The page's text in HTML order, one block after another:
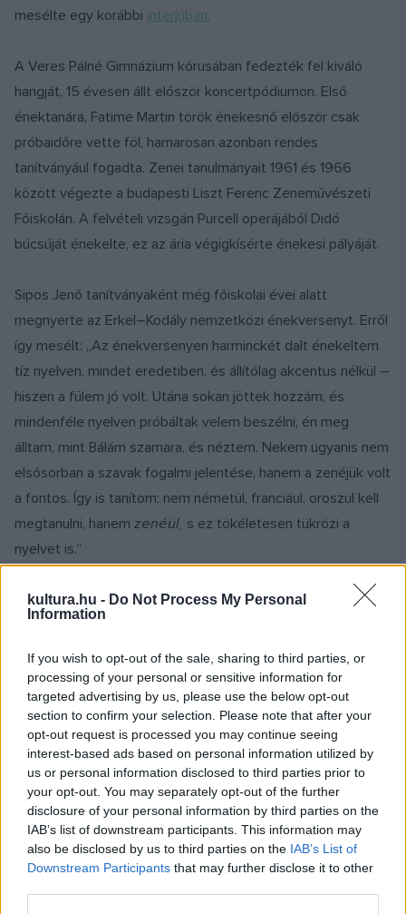
kultura.hu - Do Not Process My Personal
Information
If you wish to opt-out of the sale, sharing to third parties, or
processing of your personal or sensitive information for
targeted advertising by us, please use the below opt-out
section to confirm your selection. Please note that after your
opt-out request is processed you may continue seeing
interest-based ads based on personal information utilized by
us or personal information disclosed to third parties prior to
your opt-out. You may separately opt-out of the further
disclosure of your personal information by third parties on the
IAB’s list of downstream participants. This information may
also be disclosed by us to third parties on the IAB’s List of
Downstream Participants that may further disclose it to other
mesélte egy korábbi interjúban.
A Veres Pálné Gimnázium kórusában fedezték fel kiváló
hangját, 15 évesen állt először koncertpódiumon. Első
énektanára, Fatime Martin török énekesnő először csak
próbaidőre vette föl, hamarosan azonban rendes
tanítványául fogadta. Zenei tanulmányait 1961 és 1966
között végezte a budapesti Liszt Ferenc Zeneművészeti
Főiskolán. A felvételi vizsgán Purcell operájából Didó
búcsúját énekelte, ez az ária végigkísérte énekesi pályáját.
Sipos Jenő tanítványaként még főiskolai évei alatt
megnyerte az Erkel–Kodály nemzetközi énekversenyt. Erről
így mesélt: „Az énekversenyen harminckét dalt énekeltem
tíz nyelven, mindet eredetiben, és állítólag akcentus nélkül –
hiszen a fülem jó volt. Utána sokan jöttek hozzám, és
mindenféle nyelven próbáltak velem beszélni, én meg
álltam, mint Bálám szamara, és néztem. Nekem ugyanis nem
elsősorban a szavak fogalmi jelentése, hanem a zenéjük volt
a fontos. Így is tanítom: nem németül, franciául, oroszul kell
megtanulni, hanem zenéül, s ez tökéletesen tükrözi a
nyelvet is.”
1965-ben Ford-ösztöndíjat kapott, de ezt elcserélte egy
akadémiára, majd a düsseldorfi Deutsche Oper am Rheinhez
szerződött.
Tehetségét az elsők között ismerte fel a legendás osztrák
karmester, Herbert von Karajan. A legnevesebb
operaházakban és fesztiválokon lépett fel, a legkiválóbb
énekesek és karmesterek társaságában, az elsők közt
1966-ban Bécsben Karl Richter dirigálása mellett Johann
Sebastian BachMáté-passiójában. A tengerentúl 1967-ben
debütált, ugyanebben az évben a Salzburgi Ünnepi